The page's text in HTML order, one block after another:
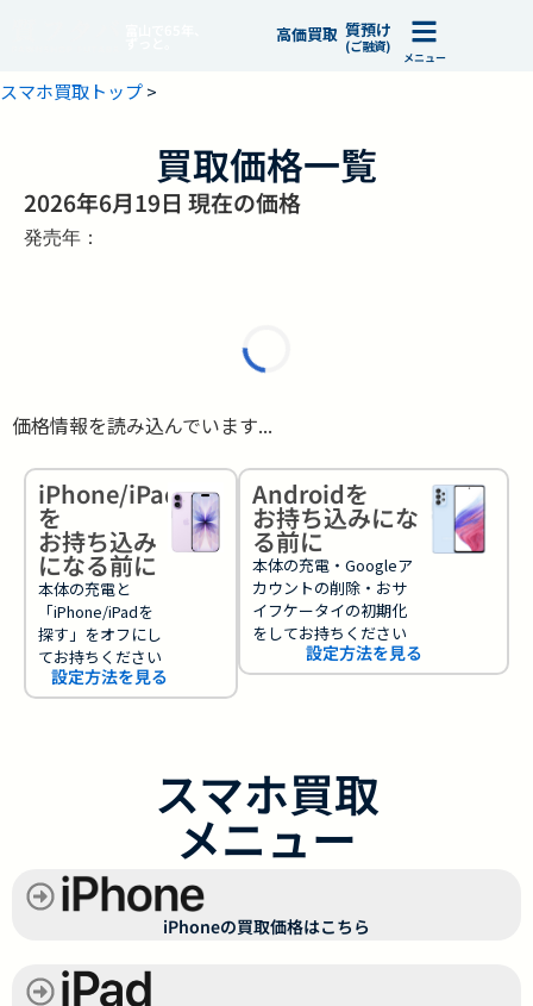
高価買取 質預け
(ご融資)
メニュー
スマホ買取トップ>
買取価格一覧
2026年6月19日 現在の価格
発売年：
価格情報を読み込んでいます...
iPhone/iPad
を
お持ち込み
になる前に
本体の充電と
「iPhone/iPadを
探す」をオフにし
てお持ちください
設定方法を見る
Androidを
お持ち込みにな
る前に
本体の充電・Googleア
カウントの削除・おサ
イフケータイの初期化
をしてお持ちください
設定方法を見る
スマホ買取
メニュー
iPhoneの買取価格はこちら